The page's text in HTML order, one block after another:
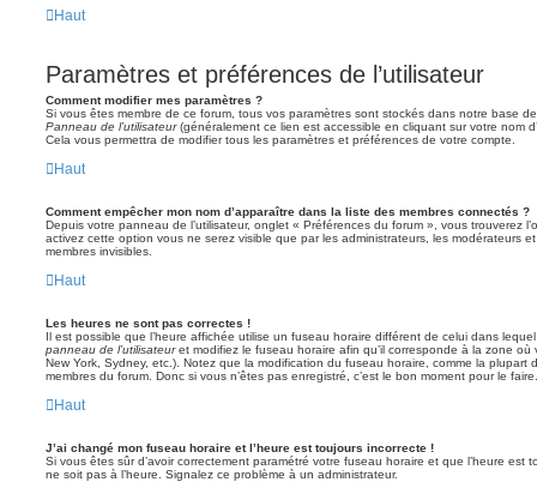
Haut
Paramètres et préférences de l’utilisateur
Comment modifier mes paramètres ?
Si vous êtes membre de ce forum, tous vos paramètres sont stockés dans notre base
Panneau de l’utilisateur(généralement ce lien est accessible en cliquant sur votre nom
Cela vous permettra de modifier tous les paramètres et préférences de votre compte.
Haut
Comment empêcher mon nom d’apparaître dans la liste des membres connectés ?
Depuis votre panneau de l’utilisateur, onglet « Préférences du forum », vous trouverez
activez cette option vous ne serez visible que par les administrateurs, les modérateurs
membres invisibles.
Haut
Les heures ne sont pas correctes !
Il est possible que l’heure affichée utilise un fuseau horaire différent de celui dans
panneau de l’utilisateuret modifiez le fuseau horaire afin qu’il corresponde à la zone
New York, Sydney, etc.). Notez que la modification du fuseau horaire, comme la plupart
membres du forum. Donc si vous n’êtes pas enregistré, c’est le bon moment pour le faire.
Haut
J’ai changé mon fuseau horaire et l’heure est toujours incorrecte !
Si vous êtes sûr d’avoir correctement paramétré votre fuseau horaire et que l’heure est
ne soit pas à l’heure. Signalez ce problème à un administrateur.